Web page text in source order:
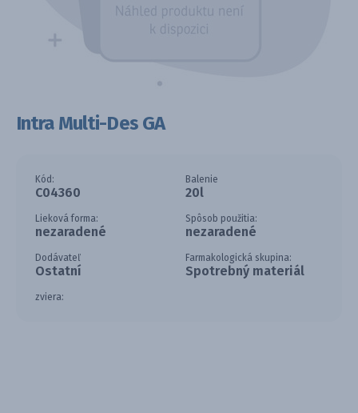
Intra Multi-Des GA
Kód:
C04360
Balenie
20l
Lieková forma:
nezaradené
Spôsob použitia:
nezaradené
Dodávateľ
Ostatní
Farmakologická skupina:
Spotrebný materiál
zviera: